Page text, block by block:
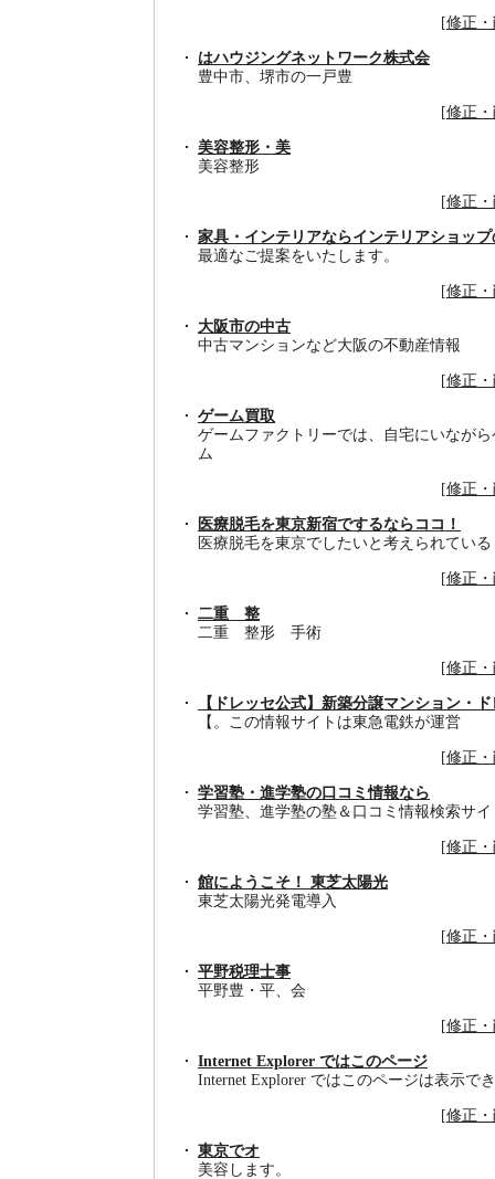
[修正
はハウジングネットワーク株式会
豊中市、堺市の一戸豊
[修正
美容整形・美
美容整形
[修正
家具・インテリアならインテリアショッ
最適なご提案をいたします。
[修正
大阪市の中古
中古マンションなど大阪の不動産情報
[修正
ゲーム買取
ゲームファクトリーでは、自宅にいなが
ム
[修正
医療脱毛を東京新宿でするならココ！
医療脱毛を東京でしたいと考えられている
[修正
二重 整
二重 整形 手術
[修正
【ドレッセ公式】新築分譲マンション・
【。この情報サイトは東急電鉄が運営
[修正
学習塾・進学塾の口コミ情報なら
学習塾、進学塾の塾＆口コミ情報検索サ
[修正
館にようこそ！ 東芝太陽光
東芝太陽光発電導入
[修正
平野税理士事
平野豊・平、会
[修正
Internet Explorer ではこのページ
Internet Explorer ではこのページは表示で
[修正
東京でオ
美容します。